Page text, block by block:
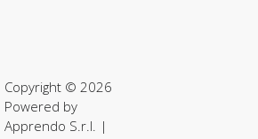
Copyright © 2026
Powered by
Apprendo S.r.l. |